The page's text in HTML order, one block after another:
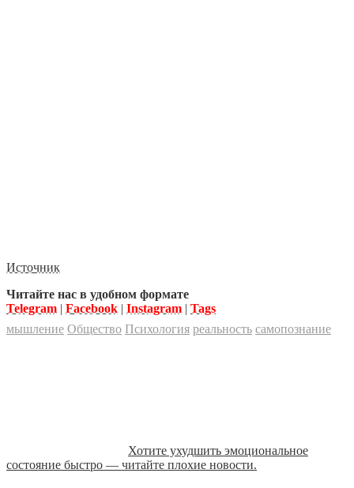
Источник
Читайте нас в удобном формате
Telegram | Facebook | Instagram | Tags
мышление Общество Психология реальность самопознание
Хотите ухудшить эмоциональное
состояние быстро — читайте плохие новости.